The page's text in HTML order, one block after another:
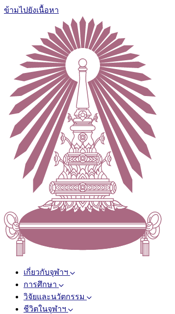
ข้ามไปยังเนื้อหา
เกี่ยวกับจุฬาฯ
การศึกษา
วิจัยและนวัตกรรม
ชีวิตในจุฬาฯ